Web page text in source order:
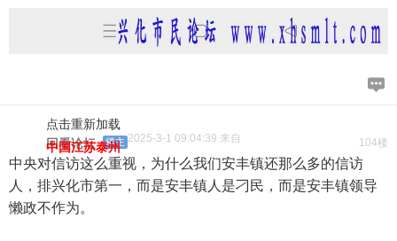
点击重新加载
104楼
回看论坛 楼主 2025-3-1 09:04:39 来自
中国江苏泰州
中央对信访这么重视，为什么我们安丰镇还那么多的信访
人，排兴化市第一，而是安丰镇人是刁民，而是安丰镇领导
懒政不作为。